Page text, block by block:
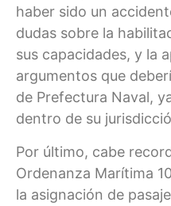
haber sido un
dudas sobre la
sus capacidades, y la
argumentos que
de Prefectura Naval,
dentro de su
Por último, cabe
Ordenanza Marítima
la asignación de